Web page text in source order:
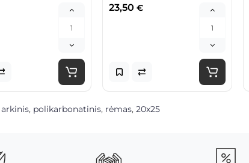
23,50 €
arkinis, polikarbonatinis, rėmas, 20x25